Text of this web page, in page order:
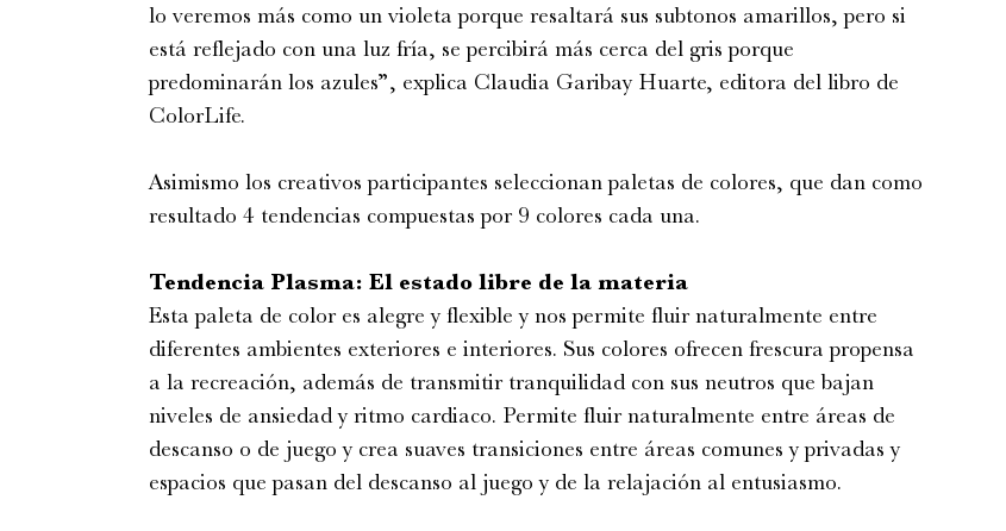
lo veremos más como un violeta porque resaltará sus subtonos amarillos, pero si
está reflejado con una luz fría, se percibirá más cerca del gris porque
predominarán los azules”, explica Claudia Garibay Huarte, editora del libro de
ColorLife.
Asimismo los creativos participantes seleccionan paletas de colores, que dan como
resultado 4 tendencias compuestas por 9 colores cada una.
Tendencia Plasma: El estado libre de la materia
Esta paleta de color es alegre y flexible y nos permite fluir naturalmente entre
diferentes ambientes exteriores e interiores. Sus colores ofrecen frescura propensa
a la recreación, además de transmitir tranquilidad con sus neutros que bajan
niveles de ansiedad y ritmo cardiaco. Permite fluir naturalmente entre áreas de
descanso o de juego y crea suaves transiciones entre áreas comunes y privadas y
espacios que pasan del descanso al juego y de la relajación al entusiasmo.